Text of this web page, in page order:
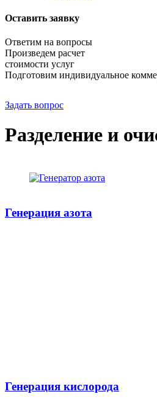
Оставить заявку
Ответим на вопросы
Произведем расчет
стоимости услуг
Подготовим индивидуальное
Задать вопрос
Разделение и
Генерация азота
Генерация кислорода